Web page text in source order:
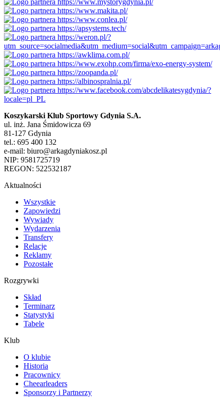
Koszykarski Klub Sportowy Gdynia S.A.
ul. inż. Jana Śmidowicza 69
81-127 Gdynia
tel.: 695 400 132
e-mail: biuro@arkagdyniakosz.pl
NIP: 9581725719
REGON: 522532187
Aktualności
Wszystkie
Zapowiedzi
Wywiady
Wydarzenia
Transfery
Relacje
Reklamy
Pozostałe
Rozgrywki
Skład
Terminarz
Statystyki
Tabele
Klub
O klubie
Historia
Pracownicy
Cheearleaders
Sponsorzy i Partnerzy